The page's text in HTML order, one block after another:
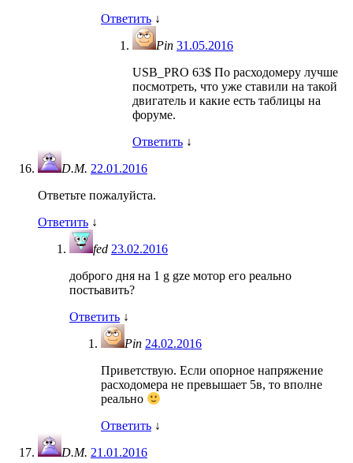
Ответить ↓
Pin 31.05.2016
USB_PRO 63$ По расходомеру лучше
посмотреть, что уже ставили на такой
двигатель и какие есть таблицы на
форуме.
Ответить ↓
D.M. 22.01.2016
Ответьте пожалуйста.
Ответить ↓
fed 23.02.2016
доброго дня на 1 g gze мотор его реально
постьавить?
Ответить ↓
Pin 24.02.2016
Приветствую. Если опорное напряжение
расходомера не превышает 5в, то вполне
реально
Ответить ↓
D.M. 21.01.2016